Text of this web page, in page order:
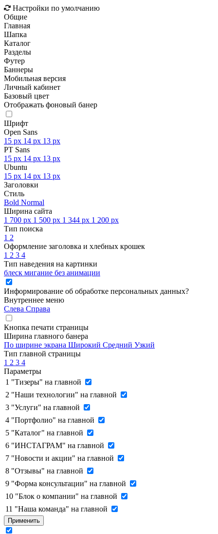
Настройки по умолчанию
Общие
Главная
Шапка
Каталог
Разделы
Футер
Баннеры
Мобильная версия
Личный кабинет
Базовый цвет
Отображать фоновый банер
Шрифт
Open Sans
15 px 14 px 13 px
PT Sans
15 px 14 px 13 px
Ubuntu
15 px 14 px 13 px
Заголовки
Стиль
Bold Normal
Ширина сайта
1 700 px 1 500 px 1 344 px 1 200 px
Тип поиска
1 2
Оформление заголовка и хлебных крошек
1 2 3 4
Тип наведения на картинки
блеск мигание без анимации
Информирование об обработке персональных данных?
Внутреннее меню
Слева Справа
Кнопка печати страницы
Ширина главного банера
По ширине экрана Широкий Средний Узкий
Тип главной страницы
1 2 3 4
Параметры
1 "Тизеры" на главной
2 "Наши технологии" на главной
3 "Услуги" на главной
4 "Портфолио" на главной
5 "Каталог" на главной
6 "ИНСТАГРАМ" на главной
7 "Новости и акции" на главной
8 "Отзывы" на главной
9 "Форма консультации" на главной
10 "Блок о компании" на главной
11 "Наша команда" на главной
Применить